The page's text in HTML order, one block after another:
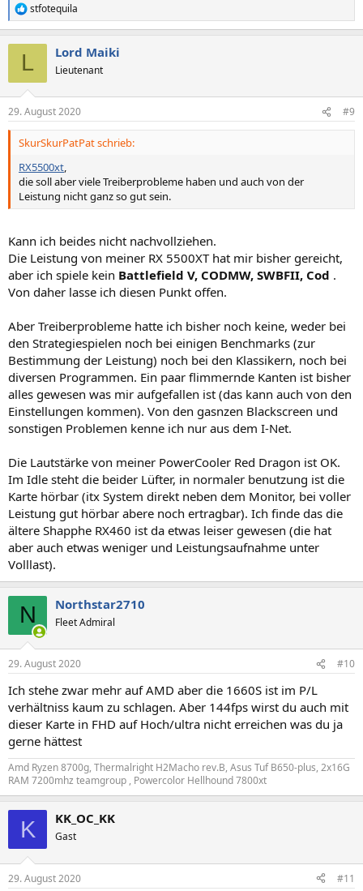
R
e
n
e
n
stfotequila
L Lord Maiki
Lieutenant
29. August 2020 #9
SkurSkurPatPat schrieb:
RX5500xt,
die soll aber viele Treiberprobleme haben und auch von der
Leistung nicht ganz so gut sein.
Kann ich beides nicht nachvollziehen.
Die Leistung von meiner RX 5500XT hat mir bisher gereicht,
aber ich spiele kein Battlefield V, CODMW, SWBFII, Cod .
Von daher lasse ich diesen Punkt offen.
Aber Treiberprobleme hatte ich bisher noch keine, weder bei
den Strategiespielen noch bei einigen Benchmarks (zur
Bestimmung der Leistung) noch bei den Klassikern, noch bei
diversen Programmen. Ein paar flimmernde Kanten ist bisher
alles gewesen was mir aufgefallen ist (das kann auch von den
Einstellungen kommen). Von den gasnzen Blackscreen und
sonstigen Problemen kenne ich nur aus dem I-Net.
Die Lautstärke von meiner PowerCooler Red Dragon ist OK.
Im Idle steht die beider Lüfter, in normaler benutzung ist die
Karte hörbar (itx System direkt neben dem Monitor, bei voller
Leistung gut hörbar abere noch ertragbar). Ich finde das die
ältere Shapphe RX460 ist da etwas leiser gewesen (die hat
aber auch etwas weniger und Leistungsaufnahme unter
Volllast).
N Northstar2710
Fleet Admiral
29. August 2020 #10
Ich stehe zwar mehr auf AMD aber die 1660S ist im P/L
verhältniss kaum zu schlagen. Aber 144fps wirst du auch mit
dieser Karte in FHD auf Hoch/ultra nicht erreichen was du ja
gerne hättest
Amd Ryzen 8700g, Thermalright H2Macho rev.B, Asus Tuf B650-plus, 2x16G
RAM 7200mhz teamgroup , Powercolor Hellhound 7800xt
K KK_OC_KK
Gast
29. August 2020 #11